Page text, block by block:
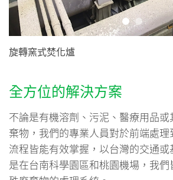
旋轉窯式焚化爐
全方位的解決方案
不論是有機溶劑、污泥、醫療用品
棄物，我們的專業人員對於前端處理
流程皆能有效掌握，以台灣的交通或
是在台南科學園區和桃園機場，我們